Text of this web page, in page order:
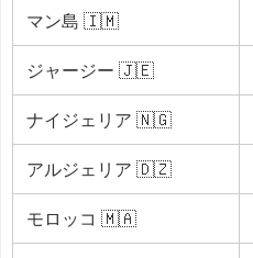
マン島 🇮🇲
ジャージー 🇯🇪
ナイジェリア 🇳🇬
アルジェリア 🇩🇿
モロッコ 🇲🇦